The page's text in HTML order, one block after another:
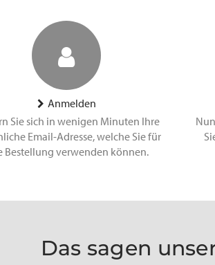
Anmelden
Sie sich in wenigen Minuten Ihre
Email-Adresse, welche Sie für
Bestellung verwenden können.
Das sagen